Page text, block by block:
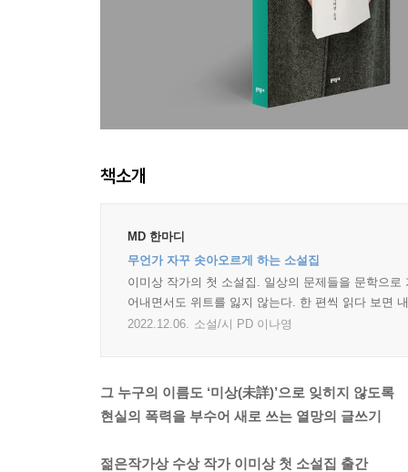
책소개
MD 한마디
무언가 자꾸 솟아오르게 하는 소설집
이미상 작가의 첫 소설집. 일상의 문제들을 문학으
어내면서도 위트를 잃지 않는다. 한 편씩 읽다 보면
2022.12.06. 소설/시 PD 이나영
그 누구의 이름도 ‘미상(未詳)’으로 잊히지 않도록
현실의 폭력을 부수어 새로 쓰는 열망의 글쓰기
젊은작가상 수상 작가 이미상 첫 소설집 출간